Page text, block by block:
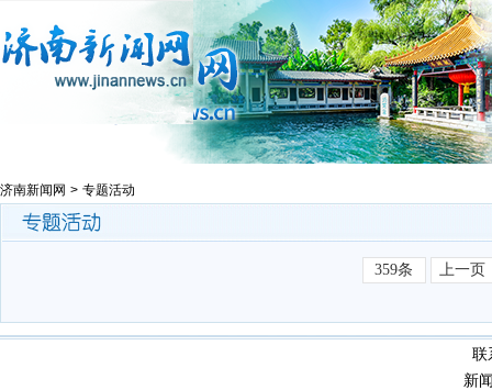
济南新闻网 > 专题活动
359条 上一页
联
新